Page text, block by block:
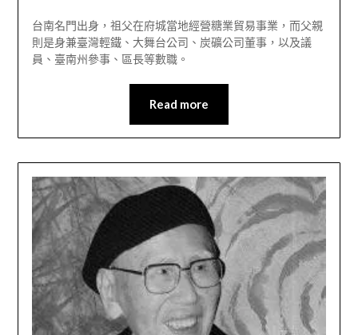
台南名門出身，祖父在府城當地經營糖業貿易事業，而父親
則是身兼臺灣輕鐵、大舞台公司、炭礦公司董事，以及議
員、臺南州參事、區長等數職。
Read more